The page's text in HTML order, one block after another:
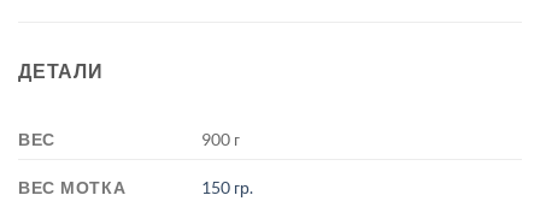
ДЕТАЛИ
ВЕС 900 г
ВЕС МОТКА 150 гр.